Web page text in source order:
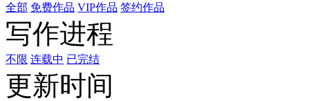
全部 免费作品 VIP作品 签约作品
写作进程
不限 连载中 已完结
更新时间